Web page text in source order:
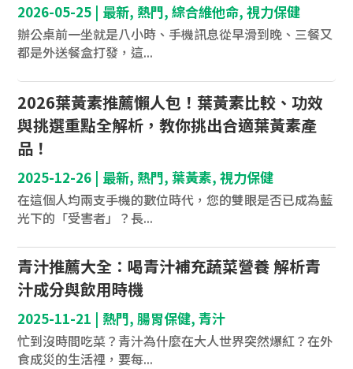
2026-05-25 | 最新, 熱門,綜合維他命,視力保健
辦公桌前一坐就是八小時、手機訊息從早滑到晚、三餐又
都是外送餐盒打發，這...
2026葉黃素推薦懶人包！葉黃素比較、功效
與挑選重點全解析，教你挑出合適葉黃素產
品！
2025-12-26 | 最新, 熱門,葉黃素,視力保健
在這個人均兩支手機的數位時代，您的雙眼是否已成為藍
光下的「受害者」？長...
青汁推薦大全：喝青汁補充蔬菜營養 解析青
汁成分與飲用時機
2025-11-21 | 熱門,腸胃保健,青汁
忙到沒時間吃菜？青汁為什麼在大人世界突然爆紅？在外
食成災的生活裡，要每...